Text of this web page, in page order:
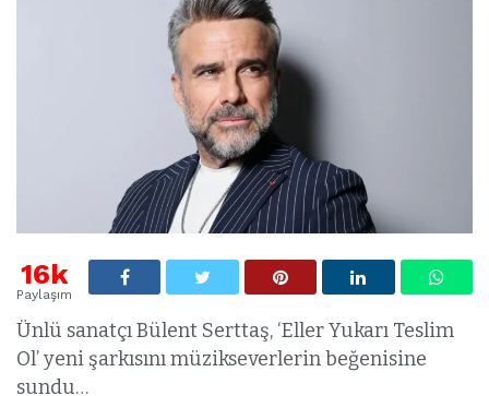
16k
Paylaşım
Ünlü sanatçı Bülent Serttaş, ‘Eller Yukarı Teslim
Ol’ yeni şarkısını müzikseverlerin beğenisine
sundu…